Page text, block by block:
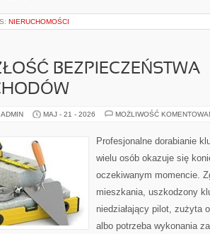
NIERUCHOMOŚCI
BEZPIECZEŃSTWA
MAJ - 21 - 2026 MOŻLIWOŚĆ
Profesjonalne dorabianie
wielu osób okazuje się
oczekiwanym momencie.
mieszkania, uszkodzony
niedziałający pilot, zużyta
albo potrzeba wykonania